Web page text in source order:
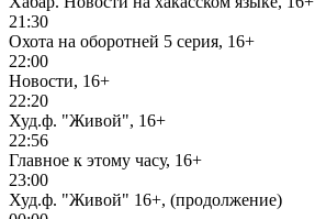
21:30
Охота на оборотней 5 серия, 16+
22:00
Новости, 16+
22:20
Худ.ф. "Живой", 16+
22:56
Главное к этому часу, 16+
23:00
Худ.ф. "Живой" 16+, (продолжение)